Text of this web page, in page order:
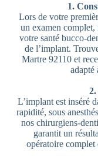
1.
Lors de votre
un examen
votre santé bucco-
de l’implant.
Martre 92110 et
adapté
L’implant est inséré
rapidité, sous
nos chirurgiens-
garantit un
opératoire complet